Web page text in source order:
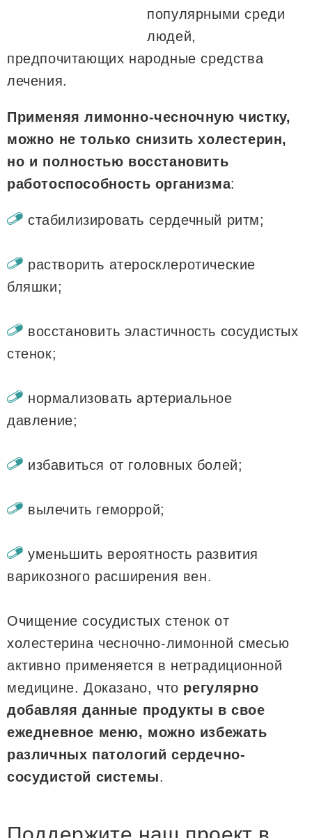
популярными среди
людей,
предпочитающих народные средства
лечения.
Применяя лимонно-чесночную чистку,
можно не только снизить холестерин,
но и полностью восстановить
работоспособность организма:
стабилизировать сердечный ритм;
растворить атеросклеротические
бляшки;
восстановить эластичность сосудистых
стенок;
нормализовать артериальное
давление;
избавиться от головных болей;
вылечить геморрой;
уменьшить вероятность развития
варикозного расширения вен.
Очищение сосудистых стенок от
холестерина чесночно-лимонной смесью
активно применяется в нетрадиционной
медицине. Доказано, что регулярно
добавляя данные продукты в свое
ежедневное меню, можно избежать
различных патологий сердечно-
сосудистой системы.